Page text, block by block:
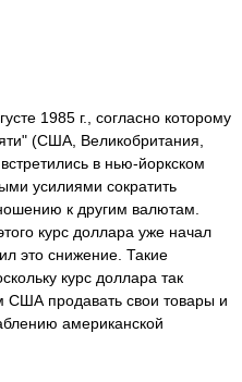
1985 г., согласно которому
(США, Великобритания,
в нью-йоркском
усилиями сократить
к другим валютам.
курс доллара уже начал
это снижение. Такие
курс доллара так
США продавать свои товары и
американской